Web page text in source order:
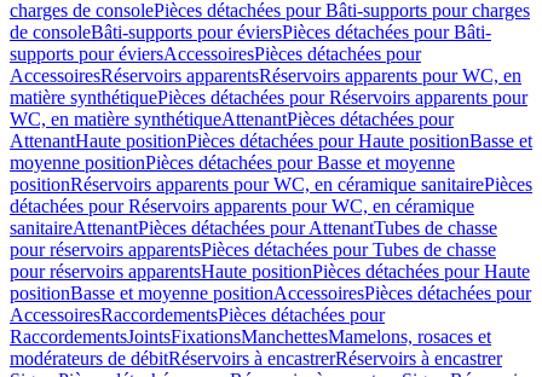
charges de consolePièces détachées pour Bâti-supports pour charges
de consoleBâti-supports pour éviersPièces détachées pour Bâti-
supports pour éviersAccessoiresPièces détachées pour
AccessoiresRéservoirs apparentsRéservoirs apparents pour WC, en
matière synthétiquePièces détachées pour Réservoirs apparents pour
WC, en matière synthétiqueAttenantPièces détachées pour
AttenantHaute positionPièces détachées pour Haute positionBasse et
moyenne positionPièces détachées pour Basse et moyenne
positionRéservoirs apparents pour WC, en céramique sanitairePièces
détachées pour Réservoirs apparents pour WC, en céramique
sanitaireAttenantPièces détachées pour AttenantTubes de chasse
pour réservoirs apparentsPièces détachées pour Tubes de chasse
pour réservoirs apparentsHaute positionPièces détachées pour Haute
positionBasse et moyenne positionAccessoiresPièces détachées pour
AccessoiresRaccordementsPièces détachées pour
RaccordementsJointsFixationsManchettesMamelons, rosaces et
modérateurs de débitRéservoirs à encastrerRéservoirs à encastrer